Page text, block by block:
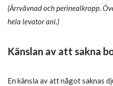
(Ärrvävnad och perinealkropp.
hela levator ani.)
Känslan av att sakna
En känsla av att något saknas